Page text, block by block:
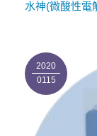
水神(微酸性電
2020
0115